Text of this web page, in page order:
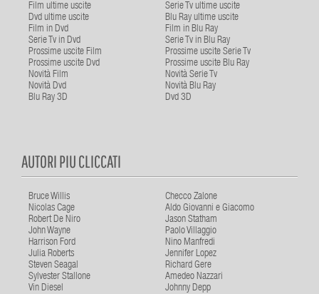
Film ultime uscite
Serie Tv ultime uscite
Dvd ultime uscite
Blu Ray ultime uscite
Film in Dvd
Film in Blu Ray
Serie Tv in Dvd
Serie Tv in Blu Ray
Prossime uscite Film
Prossime uscite Serie Tv
Prossime uscite Dvd
Prossime uscite Blu Ray
Novità Film
Novità Serie Tv
Novità Dvd
Novità Blu Ray
Blu Ray 3D
Dvd 3D
AUTORI PIU CLICCATI
Bruce Willis
Checco Zalone
Nicolas Cage
Aldo Giovanni e Giacomo
Robert De Niro
Jason Statham
John Wayne
Paolo Villaggio
Harrison Ford
Nino Manfredi
Julia Roberts
Jennifer Lopez
Steven Seagal
Richard Gere
Sylvester Stallone
Amedeo Nazzari
Vin Diesel
Johnny Depp